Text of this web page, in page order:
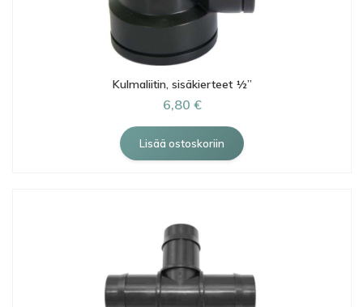
Kulmaliitin, sisäkierteet ½”
6,80 €